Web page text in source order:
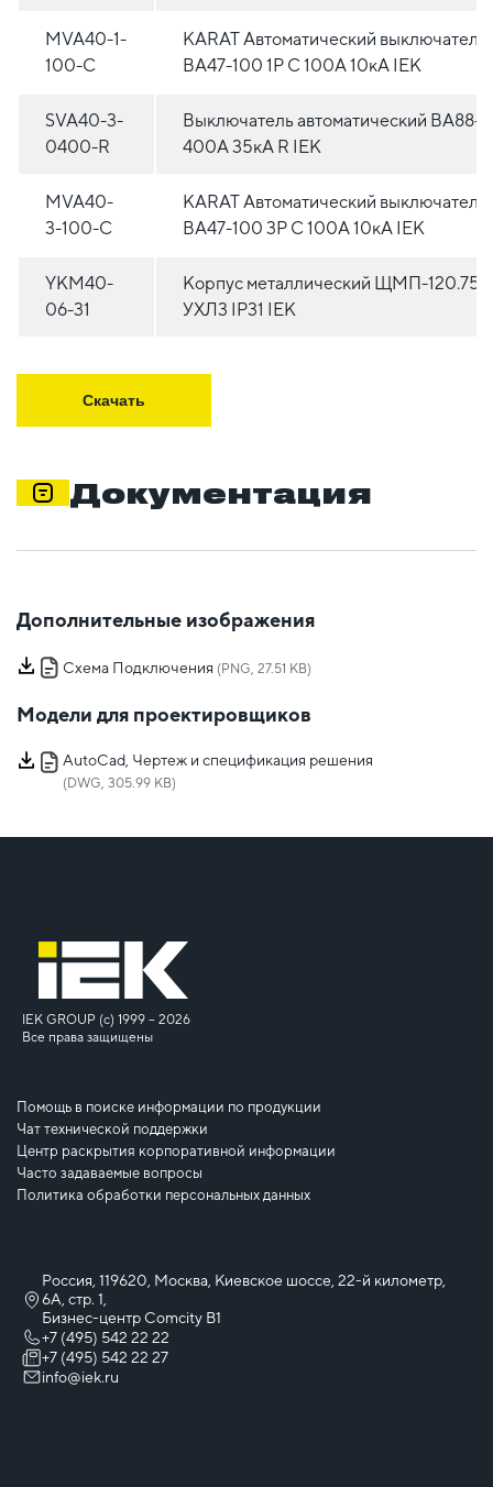
MVA40-1-
100-C
KARAT Автоматический выключатель
ВА47-100 1P C 100А 10кА IEK
SVA40-3-
0400-R
Выключатель автоматический ВА88-
400А 35кА R IEK
MVA40-
3-100-C
KARAT Автоматический выключатель
ВА47-100 3P C 100А 10кА IEK
YKM40-
06-31
Корпус металлический ЩМП-
УХЛ3 IP31 IEK
Скачать
Документация
Дополнительные изображения
Схема Подключения (PNG, 27.51 KB)
Модели для проектировщиков
AutoCad, Чертеж и спецификация решения
(DWG, 305.99 KB)
IEK GROUP (c) 1999 – 2026
Все права защищены
Помощь в поиске информации по продукции
Чат технической поддержки
Центр раскрытия корпоративной информации
Часто задаваемые вопросы
Политика обработки персональных данных
Россия, 119620, Москва, Киевское шоссе, 22-й километр,
6А, стр. 1,
Бизнес-центр Comcity B1
+7 (495) 542 22 22
+7 (495) 542 22 27
info@iek.ru